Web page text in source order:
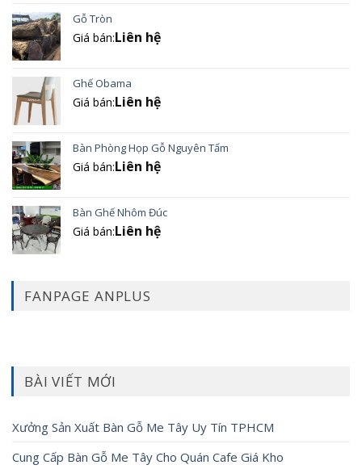
Gỗ Tròn
Giá bán:Liên hệ
Ghế Obama
Giá bán:Liên hệ
Bàn Phòng Họp Gỗ Nguyên Tấm
Giá bán:Liên hệ
Bàn Ghế Nhôm Đúc
Giá bán:Liên hệ
FANPAGE ANPLUS
BÀI VIẾT MỚI
Xưởng Sản Xuất Bàn Gỗ Me Tây Uy Tín TPHCM
Cung Cấp Bàn Gỗ Me Tây Cho Quán Cafe Giá Kho